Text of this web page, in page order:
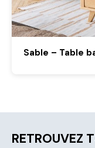
Sable – Table
RETROUVEZ